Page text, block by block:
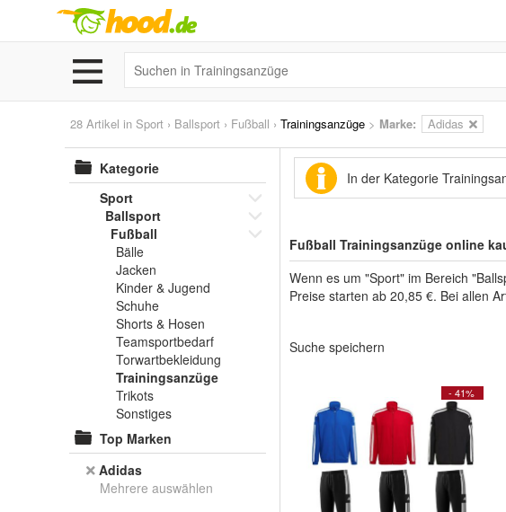
28 Artikel in Sport › Ballsport › Fußball › Trainingsanzüge > Marke: Adidas
Kategorie
Sport
Ballsport
Fußball
Bälle
Jacken
Kinder & Jugend
Schuhe
Shorts & Hosen
Teamsportbedarf
Torwartbekleidung
Trainingsanzüge
Trikots
Sonstiges
Top Marken
Adidas
Mehrere auswählen
In der Kategorie
Fußball Trainingsanzüge online
Wenn es um "Sport" im Bereich
Preise starten ab 20,85 €. Bei allen
Suche speichern
- 41%